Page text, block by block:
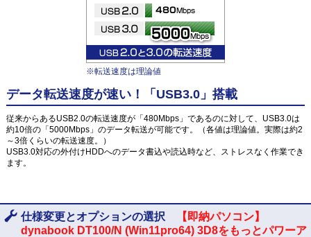
※転送速度は理論値
データ転送速度が速い！「USB3.0」搭載
従来からあるUSB2.0の転送速度が「480Mbps」であるのに対して、USB3.0は
約10倍の「5000Mbps」のデータ転送が可能です。（各値は理論値。実際は約2
～3倍くらいの転送速度。）
USB3.0対応の外付けHDDへのデータ書込や読込時など、ストレスなく作業でき
ます。
仕様変更とオプションの選択
【即納パソコン】
dynabook DT100/N (Win11pro64) 3D8をもっとパワーア